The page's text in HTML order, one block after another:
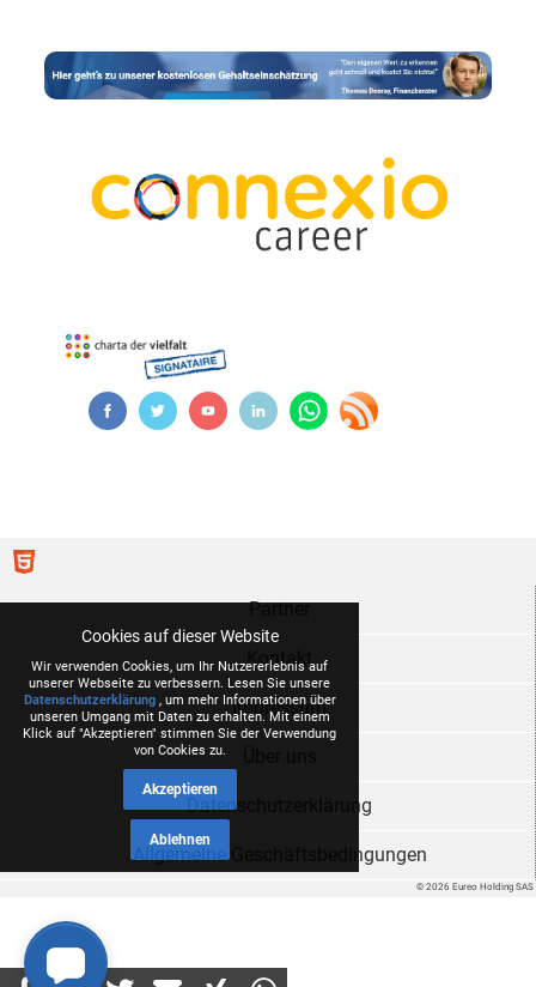
Cookies auf dieser Website
Wir verwenden Cookies, um Ihr Nutzererlebnis auf
unserer Webseite zu verbessern. Lesen Sie unsere
Datenschutzerklärung, um mehr Informationen über
unseren Umgang mit Daten zu erhalten. Mit einem
Klick auf "Akzeptieren" stimmen Sie der Verwendung
von Cookies zu.
Akzeptieren
Ablehnen
© 2026 Eureo Holding SAS
Partner
Kontakt
Impressum
Datenschutzerklärung
Allgemeine Geschäftsbedingungen